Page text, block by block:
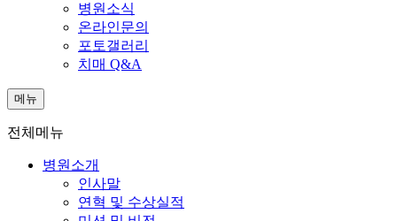
병원소식
온라인문의
포토갤러리
치매 Q&A
메뉴
전체메뉴
병원소개
인사말
연혁 및 수상실적